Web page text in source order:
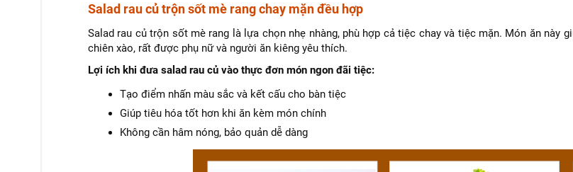
Salad rau củ trộn sốt mè rang chay mặn đều hợp
Salad rau củ trộn sốt mè rang là lựa chọn nhẹ nhàng, phù hợp cả tiệc chay và tiệc mặn. Món ăn này
chiên xào, rất được phụ nữ và người ăn kiêng yêu thích.
Lợi ích khi đưa salad rau củ vào thực đơn món ngon đãi tiệc:
Tạo điểm nhấn màu sắc và kết cấu cho bàn tiệc
Giúp tiêu hóa tốt hơn khi ăn kèm món chính
Không cần hâm nóng, bảo quản dễ dàng